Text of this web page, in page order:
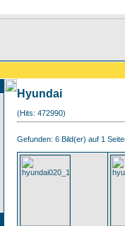
Hyundai
(Hits: 472990)
Gefunden: 6 Bild(er) auf 1